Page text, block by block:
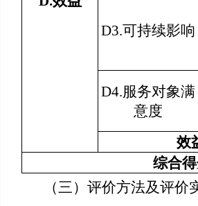
D3.可持续影响
D4.服务对象满
意度
效
综合
（三）评价方法及评价